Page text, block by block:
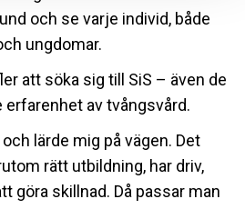
och se varje individ, både
ungdomar.
att söka sig till SiS – även de
av tvångsvård.
lärde mig på vägen. Det
rätt utbildning, har driv,
göra skillnad. Då passar man